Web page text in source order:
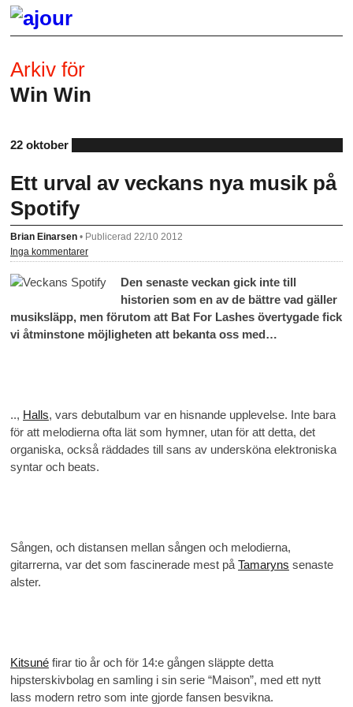
Arkiv för
Win Win
22 oktober
Ett urval av veckans nya musik på
Spotify
Brian Einarsen • Publicerad 22/10 2012
Inga kommentarer
Den senaste veckan gick inte till
historien som en av de bättre vad gäller
musiksläpp, men förutom att Bat For Lashes övertygade fick
vi åtminstone möjligheten att bekanta oss med…
.., Halls, vars debutalbum var en hisnande upplevelse. Inte bara
för att melodierna ofta lät som hymner, utan för att detta, det
organiska, också räddades till sans av undersköna elektroniska
syntar och beats.
Sången, och distansen mellan sången och melodierna,
gitarrerna, var det som fascinerade mest påTamaryns senaste
alster.
Kitsuné firar tio år och för 14:e gången släppte detta
hipsterskivbolag en samling i sin serie “Maison”, med ett nytt
lass modern retro som inte gjorde fansen besvikna.